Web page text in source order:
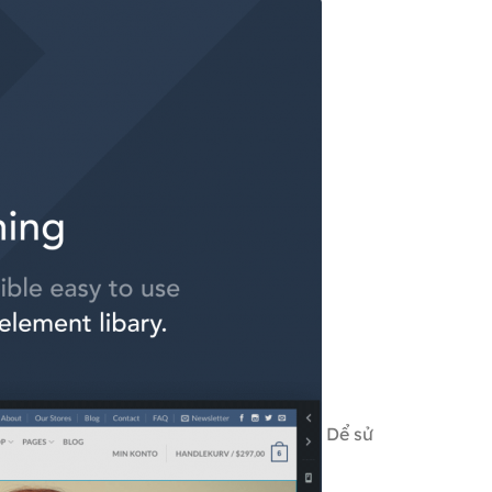
Dể sử